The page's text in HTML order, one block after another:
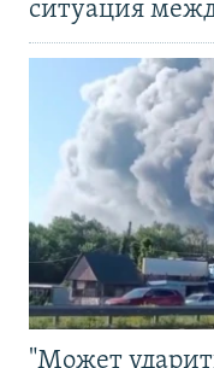
ситуация
"Может